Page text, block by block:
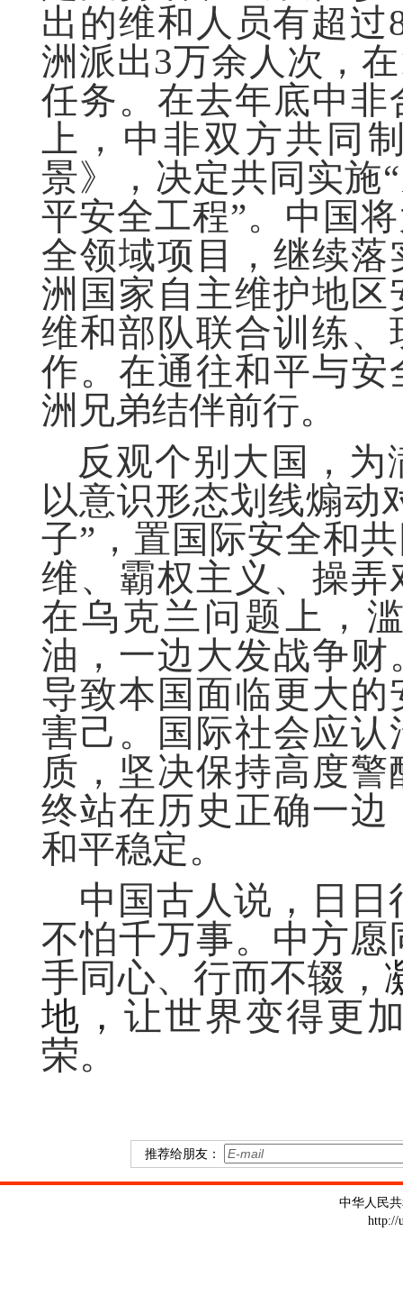
出的维和人员有超
洲派出3万余人次，
任务。在去年底中
上，中非双方共同
景》，决定共同实施
平安全工程”。中国
全领域项目，继续
洲国家自主维护地
维和部队联合训练
作。在通往和平与
洲兄弟结伴前行。
反观个别大国，
以意识形态划线煽动
子”，置国际安全和
维、霸权主义、操
在乌克兰问题上，
油，一边大发战争
导致本国面临更大
害己。国际社会应
质，坚决保持高度
终站在历史正确一
和平稳定。
中国古人说，日
不怕千万事。中方
手同心、行而不辍，
地，让世界变得更
荣。
推荐给朋友：
中华人民
http://